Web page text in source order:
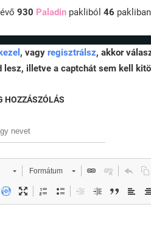
930 Paladin pakliból 46 pakliban
, vagy regisztrálsz, akkor
lesz, illetve a captchát sem kell
HOZZÁSZÓLÁS
Formátum